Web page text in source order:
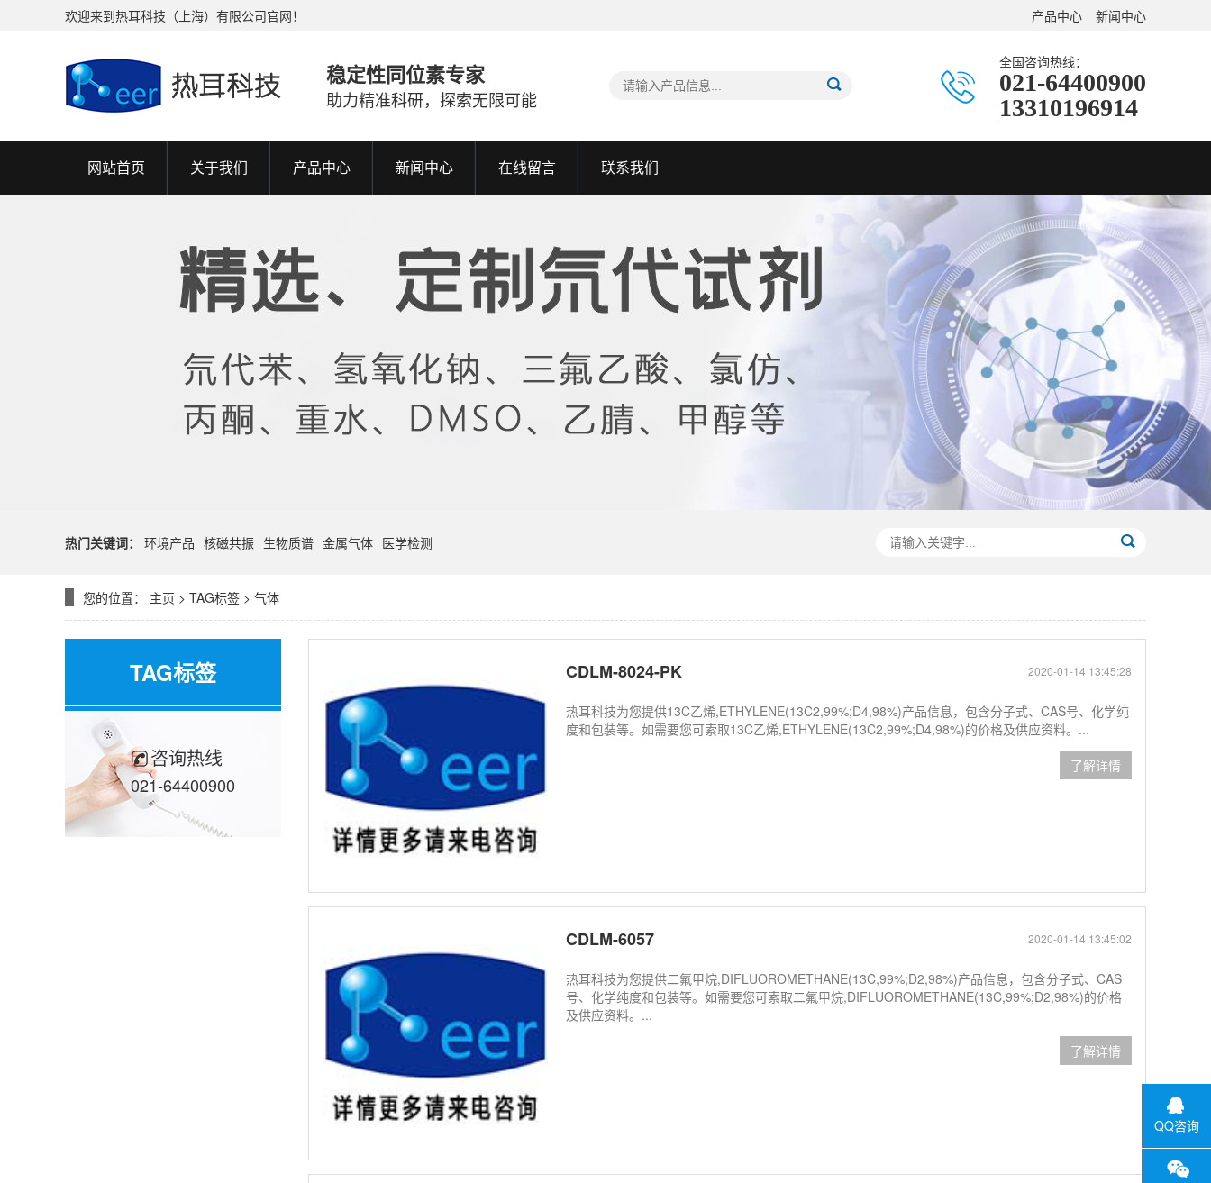
产品中心 新闻中心
欢迎来到热耳科技（上海）有限公司官网！
稳定性同位素专家
助力精准科研，探索无限可能
全国咨询热线：
021-64400900
13310196914
网站首页 关于我们 产品中心 新闻中心 在线留言 联系我们
热门关键词： 环境产品 核磁共振 生物质谱 金属气体 医学检测
您的位置： 主页 > TAG标签 > 气体
TAG标签
咨询热线
021-64400900
2020-01-14 13:45:28
CDLM-8024-PK
热耳科技为您提供13C乙烯,ETHYLENE(13C2,99%;D4,98%)产品信息，包含分子式、CAS号、化学纯
度和包装等。如需要您可索取13C乙烯,ETHYLENE(13C2,99%;D4,98%)的价格及供应资料。...
了解详情
2020-01-14 13:45:02
CDLM-6057
热耳科技为您提供二氟甲烷,DIFLUOROMETHANE(13C,99%;D2,98%)产品信息，包含分子式、CAS
号、化学纯度和包装等。如需要您可索取二氟甲烷,DIFLUOROMETHANE(13C,99%;D2,98%)的价格
及供应资料。...
了解详情
QQ咨询